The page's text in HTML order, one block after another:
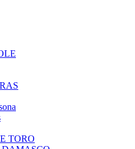
TORO